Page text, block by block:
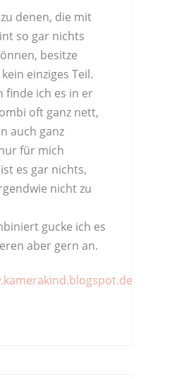
denen, die mit
so gar nichts
besitze
einziges Teil.
finde ich es in er
oft ganz nett,
auch ganz
für mich
es gar nichts,
nicht zu
gucke ich es
aber gern an.